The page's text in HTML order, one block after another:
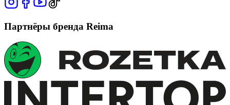
Партнёры бренда Reima